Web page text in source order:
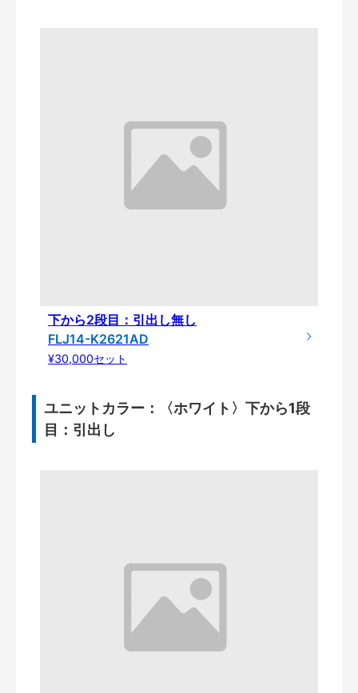
下から2段目：引出し無し
FLJ14-K2621AD
¥30,000セット
ユニットカラー：〈ホワイト〉下から1段
目：引出し